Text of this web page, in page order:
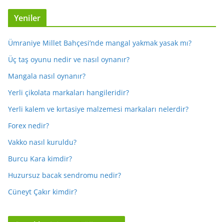
Yeniler
Ümraniye Millet Bahçesi’nde mangal yakmak yasak mı?
Üç taş oyunu nedir ve nasıl oynanır?
Mangala nasıl oynanır?
Yerli çikolata markaları hangileridir?
Yerli kalem ve kırtasiye malzemesi markaları nelerdir?
Forex nedir?
Vakko nasıl kuruldu?
Burcu Kara kimdir?
Huzursuz bacak sendromu nedir?
Cüneyt Çakır kimdir?